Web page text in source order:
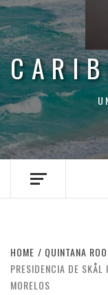
HOME QUINTANA ROO
PRESIDENCIA DE SKÅL
MORELOS